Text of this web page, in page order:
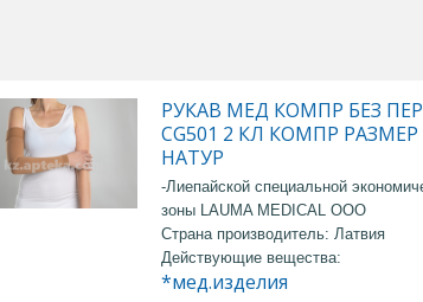
РУКАВ МЕД КОМПР БЕЗ
CG501 2 КЛ КОМПР РАЗМЕР
НАТУР
-Лиепайской специальной
зоны LAUMA MEDICAL OOO
Страна производитель: Латвия
Действующие вещества:
*мед.изделия